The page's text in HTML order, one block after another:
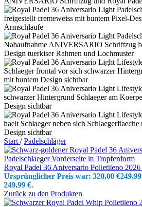
Start / Padelschläger
Royal Padel 36 Aniversario Polietileno 2026
Ursprünglicher Preis war: 320,00 €249,99
249,99 €.
Zurück zu den Produkten